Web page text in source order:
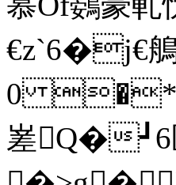
€z`6�j€
0
嵳Q�┛6